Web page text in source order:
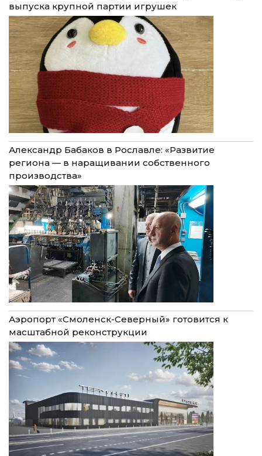
выпуска крупной партии игрушек
Александр Бабаков в Рославле: «Развитие
региона — в наращивании собственного
производства»
Аэропорт «Смоленск-Северный» готовится к
масштабной реконструкции